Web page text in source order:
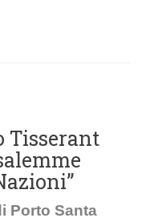
Tisserant
Porto Santa